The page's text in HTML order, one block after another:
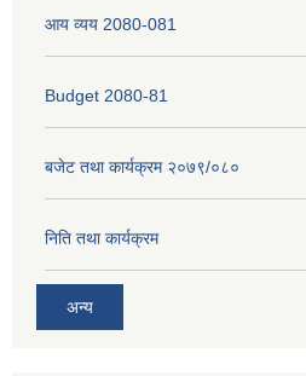
आय व्यय 2080-081
Budget 2080-81
बजेट तथा कार्यक्रम २०७९/०८०
निति तथा कार्यक्रम
अन्य